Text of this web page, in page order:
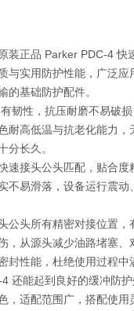
正品 Parker PDC-4
与实用防护性能，广泛
基础防护配件。
韧性，抗压耐磨不易破
高低温与抗老化能力
分长久。
速接头公头匹配，贴合
易滑落，设备运行震
头所有精密对接位置
从源头减少油路堵塞
性能，杜绝使用过程中
还能起到良好的缓冲防
适配范围广，搭配使用